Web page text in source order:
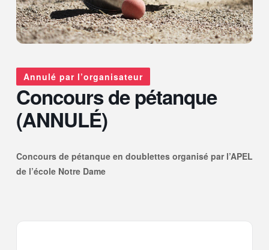
Annulé par l’organisateur
Concours de pétanque
(ANNULÉ)
Concours de pétanque en doublettes organisé par l’APEL
de l’école Notre Dame